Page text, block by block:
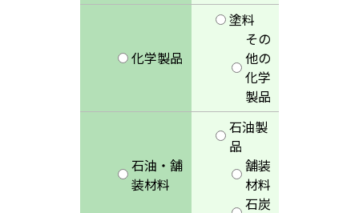
化学製品
塗料
その
他の
化学
製品
石油・舗
装材料
石油製
品
舗装
材料
石炭